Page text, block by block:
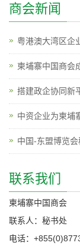
商会新闻
粤港澳大湾区企
柬埔寨中国商会
搭建政企协同新
中资企业为柬埔
中国-东盟博览会
联系我们
柬埔寨中国商会
联系人：秘书处
电话：